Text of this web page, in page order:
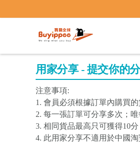
用家分享 - 提交你的
注意事項:
1. 會員必須根據訂單內購買
2. 每一張訂單可分享多次；
3. 相同貨品最高只可獲得10分
4. 此用家分享不適用於中國